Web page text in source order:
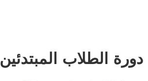
دورة الطلاب المبتدئين